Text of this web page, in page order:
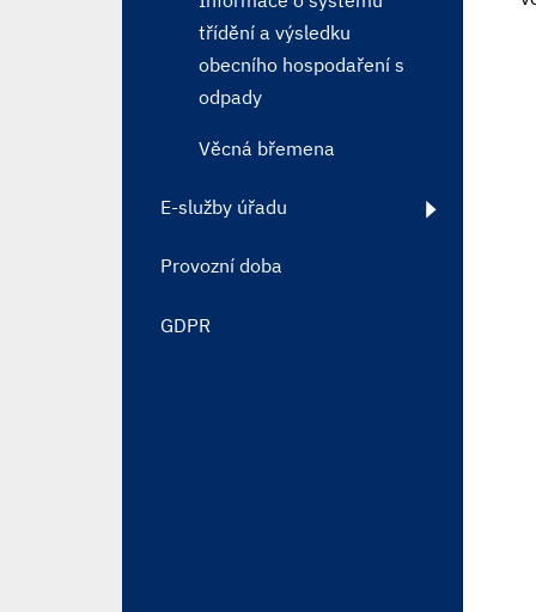
třídění a výsledku
obecního hospodaření s
odpady
Věcná břemena
E-služby úřadu
Provozní doba
GDPR